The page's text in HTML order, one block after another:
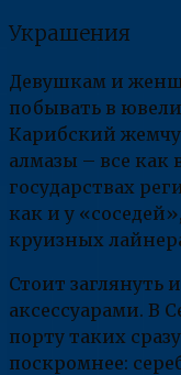
Украшения
Девушкам и
побывать в
Карибский
алмазы – все как
государствах
как и у
круизных
Стоит заглянуть
аксессуарами. В
порту таких
поскромнее: